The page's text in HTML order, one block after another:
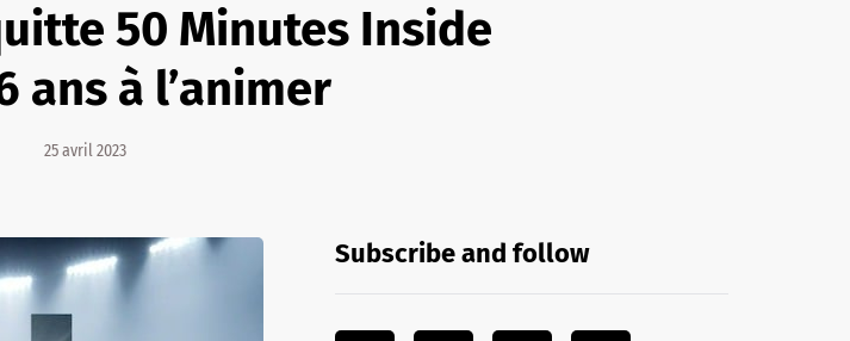
50 Minutes Inside
ans à l’animer
25 avril 2023
Subscribe and follow